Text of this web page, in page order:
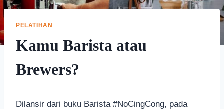
PELATIHAN
Kamu Barista atau
Brewers?
Dilansir dari buku Barista #NoCingCong, pada